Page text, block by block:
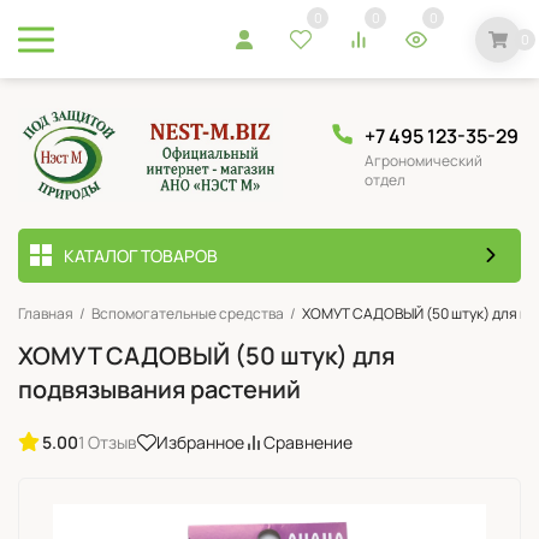
0 0
0
0
+7 495 123-35-29
Агрономический
отдел
КАТАЛОГ ТОВАРОВ
Главная / Вспомогательные средства / ХОМУТ САДОВЫЙ (50 штук) для
ХОМУТ САДОВЫЙ (50 штук) для
подвязывания растений
5.001 Отзыв Избранное Сравнение